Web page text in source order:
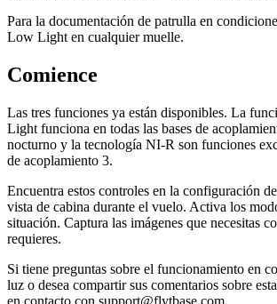
Para la documentación de patrulla en
Low Light en cualquier muelle.
Comience
Las tres funciones ya están disponibles. La
Light funciona en todas las bases de
nocturno y la tecnología NI-R son funciones
de acoplamiento 3.
Encuentra estos controles en la configuración
vista de cabina durante el vuelo. Activa los
situación. Captura las imágenes que necesitas
requieres.
Si tiene preguntas sobre el funcionamiento en
luz o desea compartir sus comentarios sobre
en contacto con support@flytbase.com.